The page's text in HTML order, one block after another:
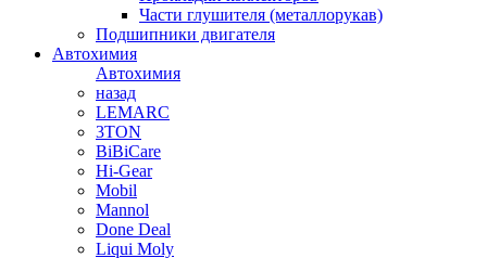
Части глушителя (металлорукав)
Подшипники двигателя
Автохимия
Автохимия
назад
LEMARC
3TON
BiBiCare
Hi-Gear
Mobil
Mannol
Done Deal
Liqui Moly